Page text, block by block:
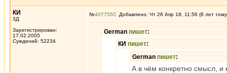
КИ
3Д
Зарегистрирован:
17.02.2005
Суждений: 52234
№407755 Добавлено: Чт 26 Апр 18, 11:56 (8 лет
German пишет:
КИ пишет:
German пишет:
А в чём конкретно смысл, и